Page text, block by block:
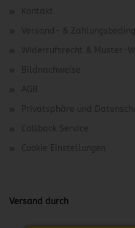
Kontakt
Versand- &
Widerrufsrecht & Muster-
Bildnachweise
AGB
Privatsphäre und
Callback Service
Cookie Einstellungen
Versand durch